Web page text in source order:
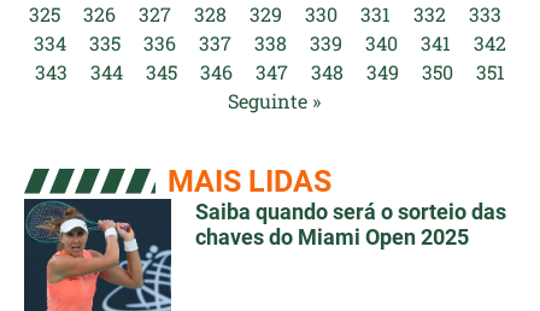
325
326 327 328 329 330 331 332
333
334
335 336 337 338 339 340 341
342
343
344 345 346 347 348 349 350
351
Seguinte »
MAIS LIDAS
Saiba quando será o sorteio das
chaves do Miami Open 2025